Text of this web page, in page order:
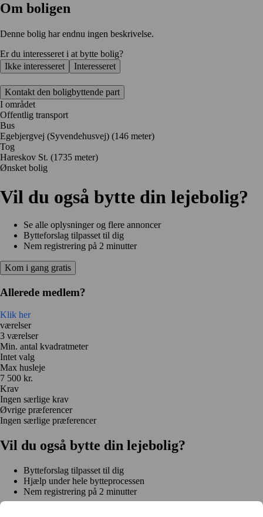
Om boligen
Denne bolig har endnu ingen beskrivelse.
Er du interesseret i at bytte bolig?
Ikke interesseret
Interesseret
Kontakt den boligbyttende part
I området
Offentlig transport
Bus
Egebjergvej (Syvendehusvej) (146 meter)
Tog
Hareskov St. (1735 meter)
Ønsket bolig
Vil du også bytte din lejebolig?
Se alle oplysninger og flere annoncer
Bytteforslag tilpasset til dig
Nem registrering på 2 minutter
Kom i gang gratis
Allerede medlem?
Klik her
værelser
3 værelser
Min. antal kvadratmeter
Intet valg
Max husleje
7 500 kr.
Krav
Ingen særlige krav
Øvrige præferencer
Ingen særlige præferencer
Vil du også bytte din lejebolig?
Bytteforslag tilpasset til dig
Hjælp under hele bytteprocessen
Nem registrering på 2 minutter